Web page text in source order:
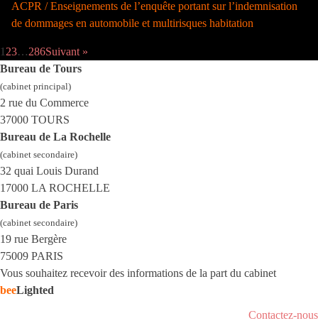
ACPR / Enseignements de l’enquête portant sur l’indemnisation
de dommages en automobile et multirisques habitation
123…286Suivant »
Bureau de Tours
(cabinet principal)
2 rue du Commerce
37000 TOURS
Bureau de La Rochelle
(cabinet secondaire)
32 quai Louis Durand
17000 LA ROCHELLE
Bureau de Paris
(cabinet secondaire)
19 rue Bergère
75009 PARIS
Vous souhaitez recevoir des informations de la part du cabinet
beeLighted
Contactez-nous